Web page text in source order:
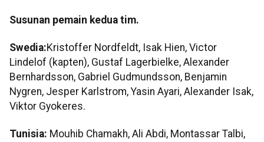
Susunan pemain kedua tim.
Swedia:Kristoffer Nordfeldt, Isak Hien, Victor
Lindelof (kapten), Gustaf Lagerbielke, Alexander
Bernhardsson, Gabriel Gudmundsson, Benjamin
Nygren, Jesper Karlstrom, Yasin Ayari, Alexander Isak,
Viktor Gyokeres.
Tunisia: Mouhib Chamakh, Ali Abdi, Montassar Talbi,